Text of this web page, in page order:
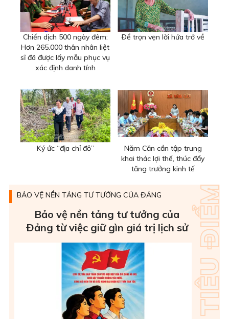
Chiến dịch 500 ngày đêm:
Hơn 265.000 thân nhân liệt
sĩ đã được lấy mẫu phục vụ
xác định danh tính
Ðể trọn vẹn lời hứa trở về
Ký ức “địa chỉ đỏ”
Năm Căn cần tập trung
khai thác lợi thế, thúc đẩy
tăng trưởng kinh tế
BẢO VỆ NỀN TẢNG TƯ TƯỞNG CỦA ĐẢNG
Bảo vệ nền tảng tư tưởng của
Ðảng từ việc giữ gìn giá trị lịch sử